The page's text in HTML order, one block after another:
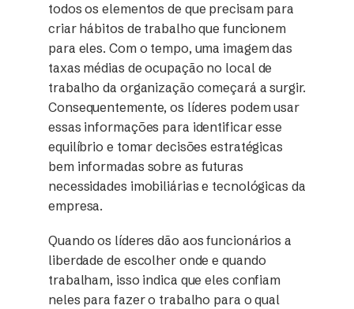
todos os elementos de que precisam para
criar hábitos de trabalho que funcionem
para eles. Com o tempo, uma imagem das
taxas médias de ocupação no local de
trabalho da organização começará a surgir.
Consequentemente, os líderes podem usar
essas informações para identificar esse
equilíbrio e tomar decisões estratégicas
bem informadas sobre as futuras
necessidades imobiliárias e tecnológicas da
empresa.
Quando os líderes dão aos funcionários a
liberdade de escolher onde e quando
trabalham, isso indica que eles confiam
neles para fazer o trabalho para o qual